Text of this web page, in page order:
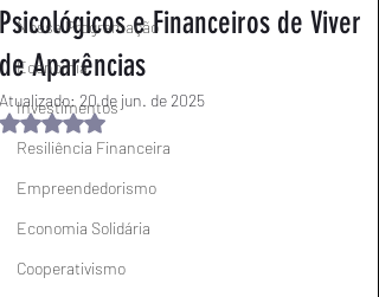
Nossa Programação
Economia
Investimentos
Resiliência Financeira
Empreendedorismo
Economia Solidária
Cooperativismo
Psicológicos e Financeiros de Viver
de Aparências
Atualizado: 20 de jun. de 2025
Avaliado com NaN de 5 estrelas.